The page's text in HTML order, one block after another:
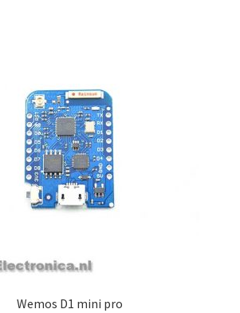
Wemos D1 mini pro